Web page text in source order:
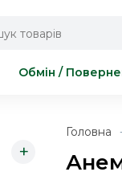
Обмін /
+
Головна